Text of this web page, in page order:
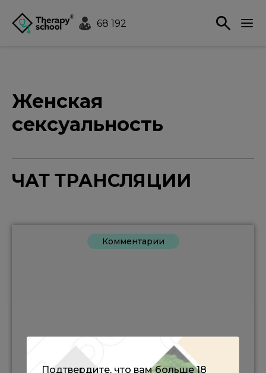
68 192
Женская
сексуальность
ЧАТ ТРАНСЛЯЦИИ
Комментарии
Подтвердите, что вам больше 18